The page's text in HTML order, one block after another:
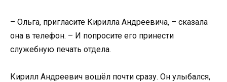
– Ольга, пригласите Кирилла Андреевича, – сказала
она в телефон. – И попросите его принести
служебную печать отдела.
Кирилл Андреевич вошёл почти сразу. Он улыбался,